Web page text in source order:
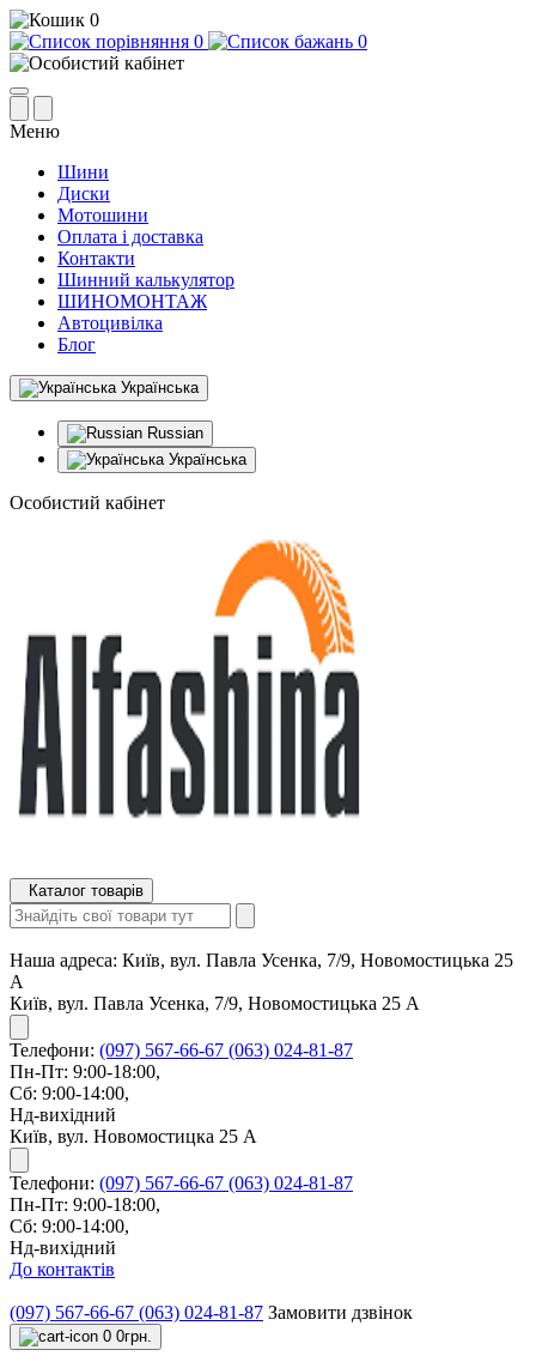
0
0
0
Меню
Шини
Диски
Мотошини
Оплата і доставка
Контакти
Шинний калькулятор
ШИНОМОНТАЖ
Автоцивілка
Блог
Українська
Russian
Українська
Особистий кабінет
Каталог товарів
Наша адреса: Київ, вул. Павла Усенка, 7/9, Новомостицька 25
А
Київ, вул. Павла Усенка, 7/9, Новомостицька 25 А
Телефони: (097) 567-66-67 (063) 024-81-87
Пн-Пт: 9:00-18:00,
Сб: 9:00-14:00,
Нд-вихідний
Київ, вул. Новомостицка 25 А
Телефони: (097) 567-66-67 (063) 024-81-87
Пн-Пт: 9:00-18:00,
Сб: 9:00-14:00,
Нд-вихідний
До контактів
(097) 567-66-67 (063) 024-81-87 Замовити дзвінок
0 0грн.